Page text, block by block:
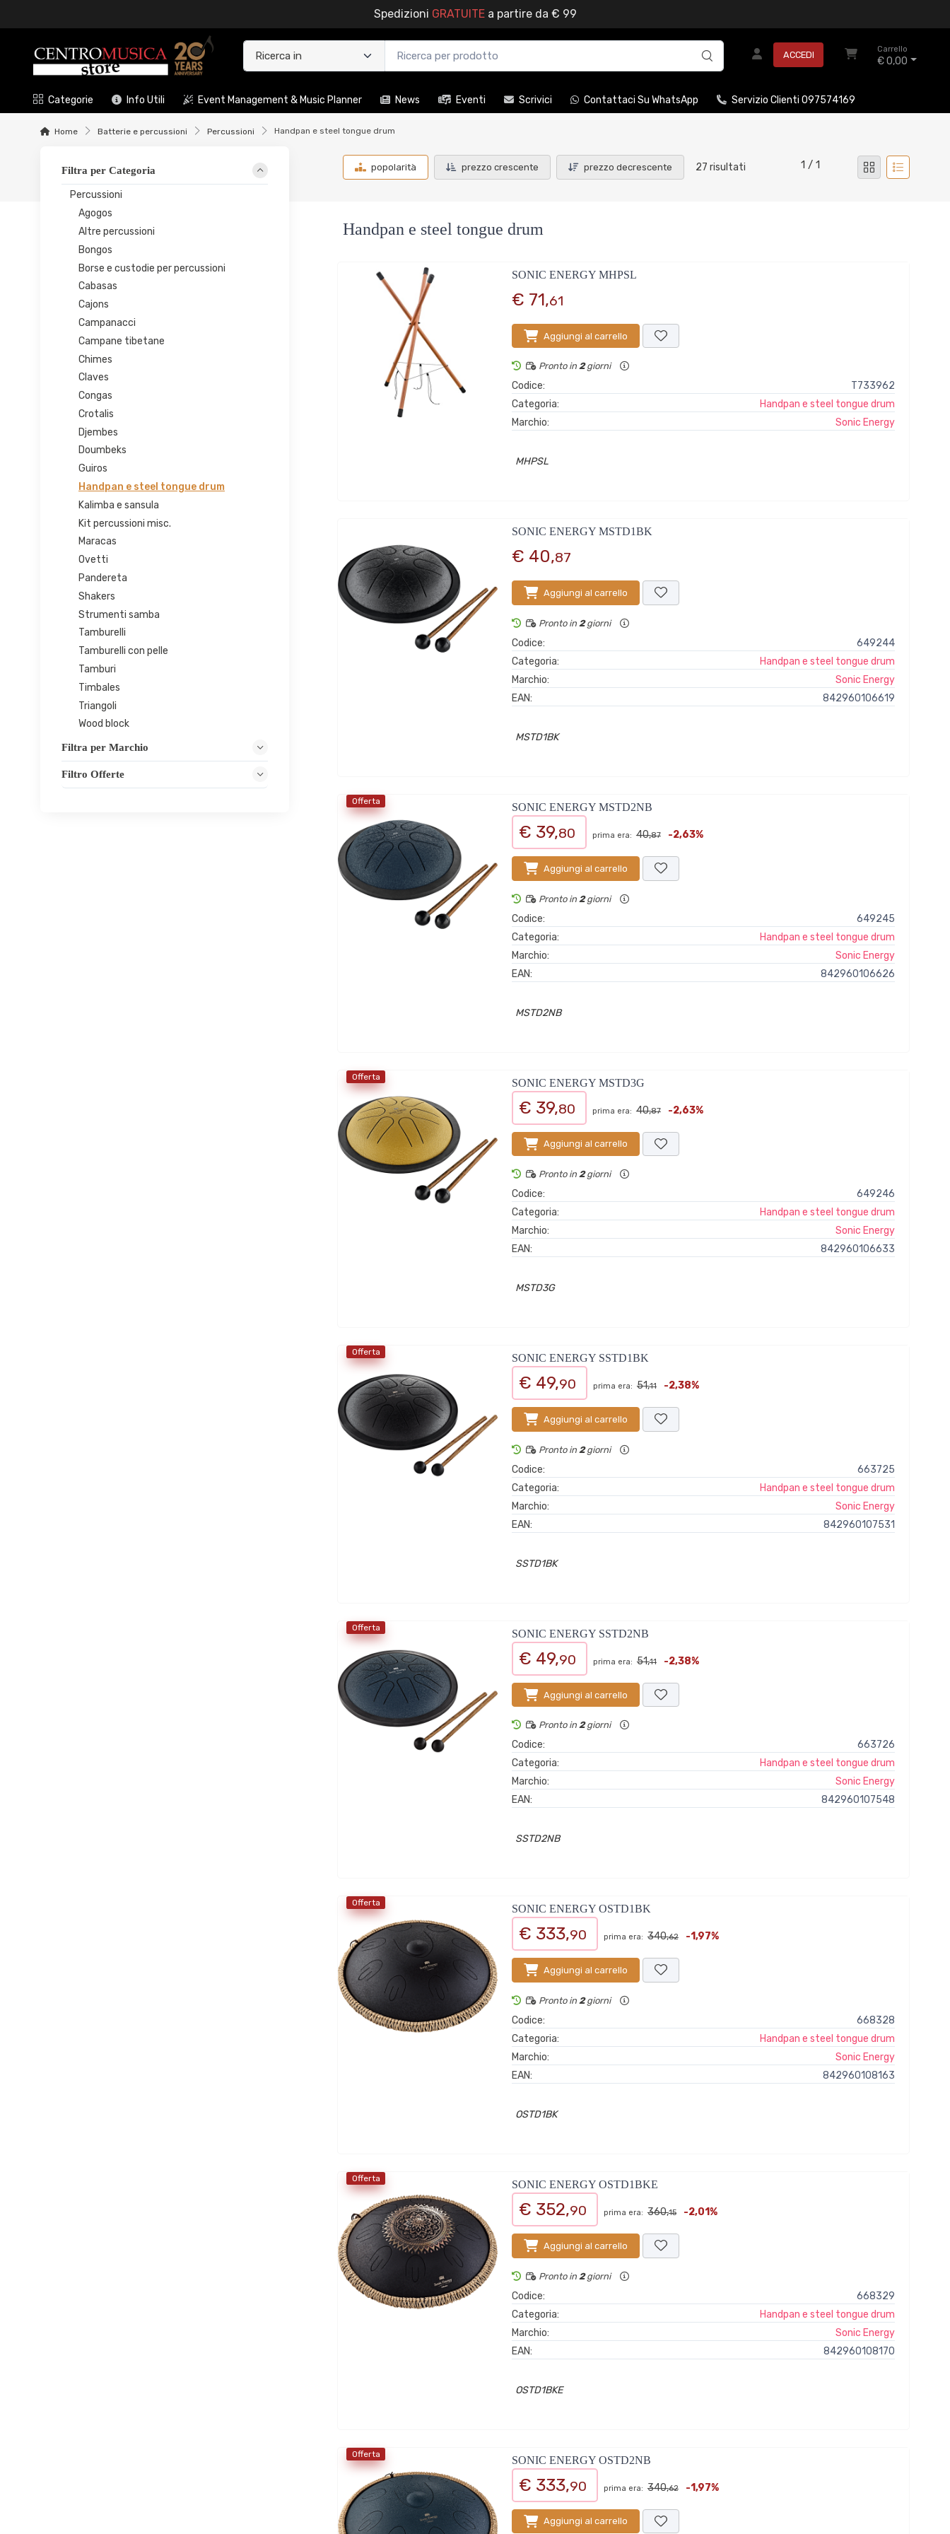
Spedizioni GRATUITEa partire da € 99
ACCEDI
Carrello
€ 0,00
Categorie Info Utili Event Management & Music Planner News Eventi Scrivici Contattaci Su WhatsApp Servizio Clienti 097574169
Home Batterie e percussioni Percussioni Handpan e steel tongue drum
Filtra per Categoria
Percussioni
Agogos
Altre percussioni
Bongos
Borse e custodie per percussioni
Cabasas
Cajons
Campanacci
Campane tibetane
Chimes
Claves
Congas
Crotalis
Djembes
Doumbeks
Guiros
Handpan e steel tongue drum
Kalimba e sansula
Kit percussioni misc.
Maracas
Ovetti
Pandereta
Shakers
Strumenti samba
Tamburelli
Tamburelli con pelle
Tamburi
Timbales
Triangoli
Wood block
Filtra per Marchio
Filtro Offerte
popolarità prezzo crescente prezzo decrescente 27 risultati 1 / 1
Handpan e steel tongue drum
SONIC ENERGY MHPSL
€ 71,61
Aggiungi al carrello
Pronto in 2giorni
Codice:
T733962
Categoria:
Handpan e steel tongue drum
Marchio:
Sonic Energy
MHPSL
SONIC ENERGY MSTD1BK
€ 40,87
Aggiungi al carrello
Pronto in 2giorni
Codice:
649244
Categoria:
Handpan e steel tongue drum
Marchio:
Sonic Energy
EAN:
842960106619
MSTD1BK
Offerta SONIC ENERGY MSTD2NB
€ 39,80 prima era: 40,87 -2,63%
Aggiungi al carrello
Pronto in 2giorni
Codice:
649245
Categoria:
Handpan e steel tongue drum
Marchio:
Sonic Energy
EAN:
842960106626
MSTD2NB
Offerta SONIC ENERGY MSTD3G
€ 39,80 prima era: 40,87 -2,63%
Aggiungi al carrello
Pronto in 2giorni
Codice:
649246
Categoria:
Handpan e steel tongue drum
Marchio:
Sonic Energy
EAN:
842960106633
MSTD3G
Offerta SONIC ENERGY SSTD1BK
€ 49,90 prima era: 51,11 -2,38%
Aggiungi al carrello
Pronto in 2giorni
Codice:
663725
Categoria:
Handpan e steel tongue drum
Marchio:
Sonic Energy
EAN:
842960107531
SSTD1BK
Offerta SONIC ENERGY SSTD2NB
€ 49,90 prima era: 51,11 -2,38%
Aggiungi al carrello
Pronto in 2giorni
Codice:
663726
Categoria:
Handpan e steel tongue drum
Marchio:
Sonic Energy
EAN:
842960107548
SSTD2NB
Offerta SONIC ENERGY OSTD1BK
€ 333,90 prima era: 340,62 -1,97%
Aggiungi al carrello
Pronto in 2giorni
Codice:
668328
Categoria:
Handpan e steel tongue drum
Marchio:
Sonic Energy
EAN:
842960108163
OSTD1BK
Offerta SONIC ENERGY OSTD1BKE
€ 352,90 prima era: 360,15 -2,01%
Aggiungi al carrello
Pronto in 2giorni
Codice:
668329
Categoria:
Handpan e steel tongue drum
Marchio:
Sonic Energy
EAN:
842960108170
OSTD1BKE
Offerta SONIC ENERGY OSTD2NB
€ 333,90 prima era: 340,62 -1,97%
Aggiungi al carrello